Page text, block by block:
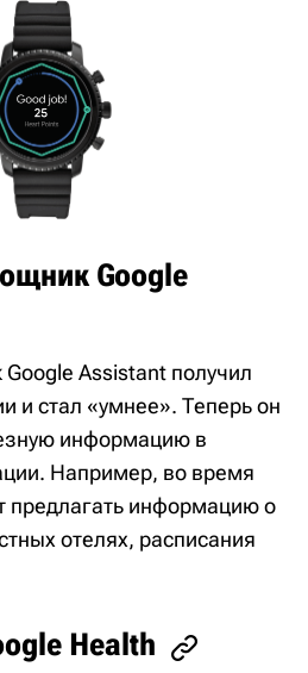
Google
Assistant получил
и стал «умнее». Теперь он
информацию в
Например, во время
предлагать информацию о
отелях, расписания
Health